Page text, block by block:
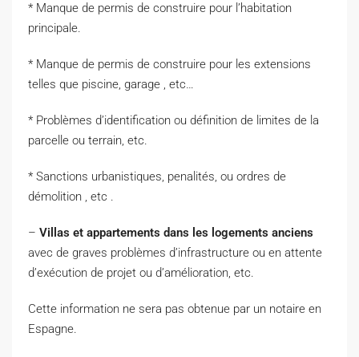
* Manque de permis de construire pour l’habitation
principale.
* Manque de permis de construire pour les extensions
telles que piscine, garage , etc…
* Problèmes d’identification ou définition de limites de la
parcelle ou terrain, etc.
* Sanctions urbanistiques, penalités, ou ordres de
démolition , etc .
– Villas et appartements dans les logements anciens
avec de graves problèmes d’infrastructure ou en attente
d’exécution de projet ou d’amélioration, etc.
Cette information ne sera pas obtenue par un notaire en
Espagne.